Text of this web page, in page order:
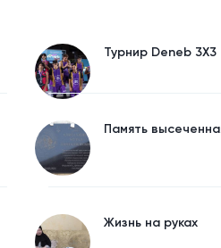
Турнир Deneb 3X3
Память
Жизнь на руках